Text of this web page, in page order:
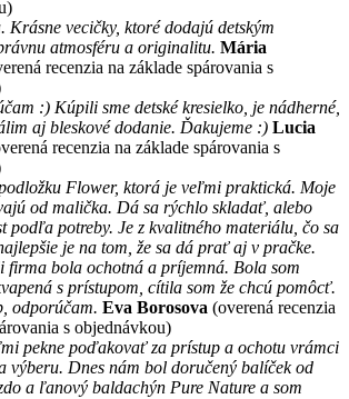
Krásne vecičky, ktoré dodajú detským
atmosféru a originalitu. Mária
recenzia na základe spárovania s
:) Kúpili sme detské kresielko, je nádherné,
aj bleskové dodanie. Ďakujeme :) Lucia
recenzia na základe spárovania s
Flower, ktorá je veľmi praktická. Moje
od malička. Dá sa rýchlo skladať, alebo
podľa potreby. Je z kvalitného materiálu, čo sa
je na tom, že sa dá prať aj v pračke.
firma bola ochotná a príjemná. Bola som
s prístupom, cítila som že chcú pomôcť.
odporúčam. Eva Borosova (overená recenzia
s objednávkou)
pekne poďakovať za prístup a ochotu vrámci
výberu. Dnes nám bol doručený balíček od
a ľanový baldachýn Pure Nature a som